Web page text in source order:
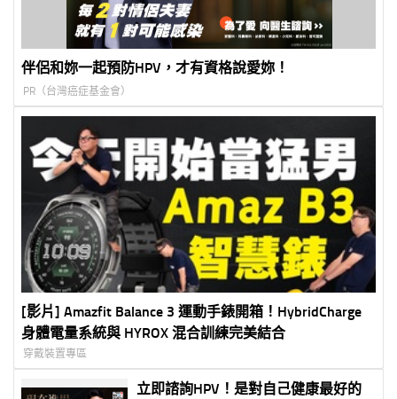
伴侶和妳一起預防HPV，才有資格說愛妳！
PR（台灣癌症基金會）
[影片] Amazfit Balance 3 運動手錶開箱！HybridCharge
身體電量系統與 HYROX 混合訓練完美結合
穿戴裝置專區
立即諮詢HPV！是對自己健康最好的